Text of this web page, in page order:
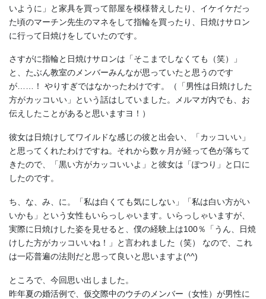
いように」と家具を買って部屋を模様替えしたり、イケイケだっ
た頃のマーチン先生のマネをして指輪を買ったり、日焼けサロン
に行って日焼けをしていたのです。
さすがに指輪と日焼けサロンは「そこまでしなくても（笑）」
と、たぶん教室のメンバーみんなが思っていたと思うのです
が……！ やりすぎではなかったわけです。（「男性は日焼けした
方がカッコいい」という話はしていました。メルマガ内でも、お
伝えしたことがあると思いますヨ！）
彼女は日焼けしてワイルドな感じの彼と出会い、「カッコいい」
と思ってくれたわけですね。それから数ヶ月が経って色が落ちて
きたので、「黒い方がカッコいいよ」と彼女は「ぽつり」と口に
したのです。
ち、な、み、に。「私は白くても気にしない」「私は白い方がい
いかも」という女性もいらっしゃいます。いらっしゃいますが、
実際に日焼けした姿を見せると、僕の経験上は100％「うん、日焼
けした方がカッコいいね！」と言われました（笑） なので、これ
は一応普遍の法則だと思って良いと思いますよ(^^)
ところで、今回思い出しました。
昨年夏の婚活例で、仮交際中のウチのメンバー（女性）が男性に